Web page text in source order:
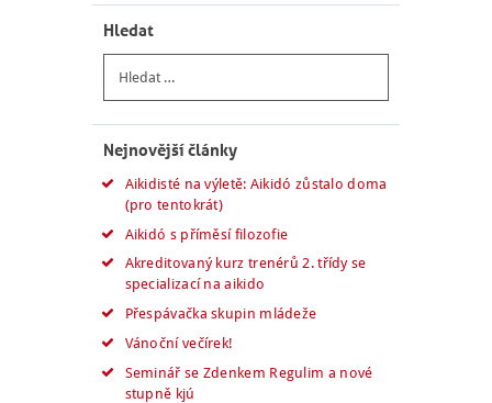
Hledat
Nejnovější články
Aikidisté na výletě: Aikidó zůstalo doma
(pro tentokrát)
Aikidó s příměsí filozofie
Akreditovaný kurz trenérů 2. třídy se
specializací na aikido
Přespávačka skupin mládeže
Vánoční večírek!
Seminář se Zdenkem Regulim a nové
stupně kjú